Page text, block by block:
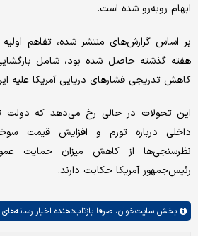
ابهام روبه‌رو شده است.
بر اساس گزارش‌های منتشر شده، تفاهم
هفته گذشته حاصل شده بود، شامل
کاهش تدریجی فشارهای دریایی آمریکا علیه
این تحولات در حالی رخ می‌دهد که دولت
داخلی درباره تورم و افزایش قیمت
نظرسنجی‌ها از کاهش میزان حمایت
رئیس‌جمهور آمریکا حکایت دارند.
بخش سایت‌خوان، صرفا بازتاب‌دهنده اخبار